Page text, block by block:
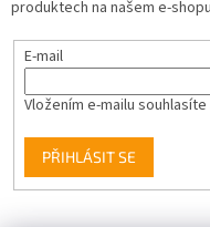
produktech na našem e-
E-mail
Vložením e-mailu souhlasíte
PŘIHLÁSIT SE